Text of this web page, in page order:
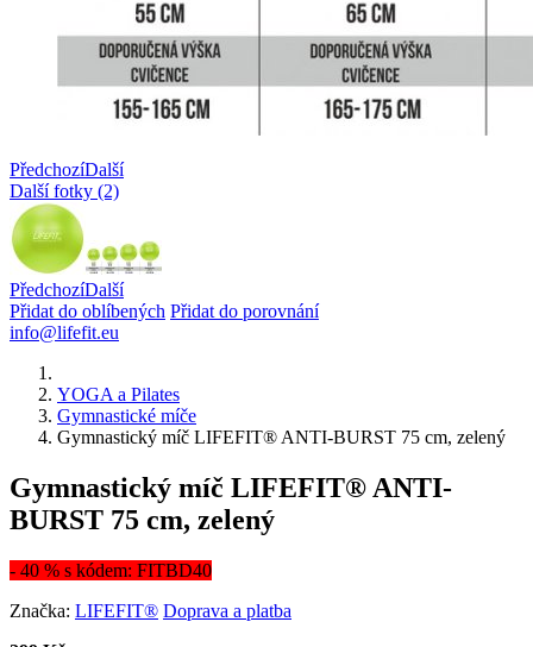
PředchozíDalší
Další fotky (2)
PředchozíDalší
Přidat do oblíbených Přidat do porovnání
info@lifefit.eu
YOGA a Pilates
Gymnastické míče
Gymnastický míč LIFEFIT® ANTI-BURST 75 cm, zelený
Gymnastický míč LIFEFIT® ANTI-
BURST 75 cm, zelený
- 40 % s kódem: FITBD40
Značka: LIFEFIT® Doprava a platba